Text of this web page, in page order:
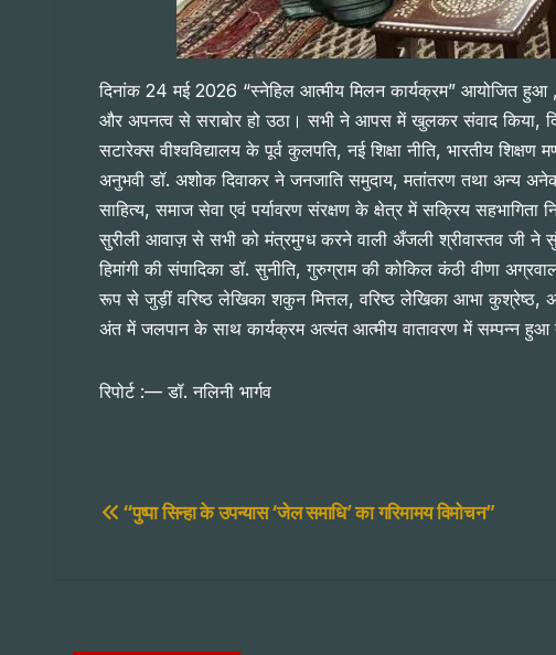
दिनांक 24 मई 2026 “स्नेहिल आत्मीय मिलन कार्यक्रम” आयोजित हुआ ,
और अपनत्व से सराबोर हो उठा। सभी ने आपस में खुलकर संवाद किया,
सटारेक्स वीश्वविद्यालय के पूर्व कुलपति, नई शिक्षा नीति, भारतीय
अनुभवी डॉ. अशोक दिवाकर ने जनजाति समुदाय, मतांतरण तथा अन्य अनेक
साहित्य, समाज सेवा एवं पर्यावरण संरक्षण के क्षेत्र में सक्रिय
सुरीली आवाज़ से सभी को मंत्रमुग्ध करने वाली अँजली श्रीवास्तव जी ने
हिमांगी की संपादिका डॉ. सुनीति, गुरुग्राम की कोकिल कंठी वीणा
रूप से जुड़ीं वरिष्ठ लेखिका शकुन मित्तल, वरिष्ठ लेखिका आभा कुश्रेष्ठ,
अंत में जलपान के साथ कार्यक्रम अत्यंत आत्मीय वातावरण में सम्पन्न हुआ
रिपोर्ट :— डॉ. नलिनी भार्गव
Post
“पुष्पा सिन्हा के उपन्यास ‘जेल समाधि’ का गरिमामय विमोचन”